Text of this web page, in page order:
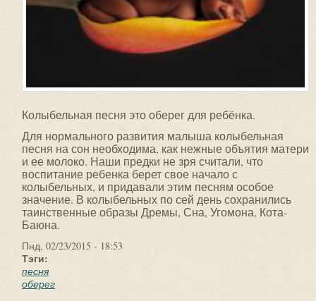
Колыбельная песня это оберег для ребёнка.
Для нормального развития малыша колыбельная
песня на сон необходима, как нежные объятия матери
и ее молоко. Наши предки не зря считали, что
воспитание ребенка берет свое начало с
колыбельных, и придавали этим песням особое
значение. В колыбельных по сей день сохранились
таинственные образы Дремы, Сна, Угомона, Кота-
Баюна.
Пнд, 02/23/2015 - 18:53
Тэги:
песня
оберег